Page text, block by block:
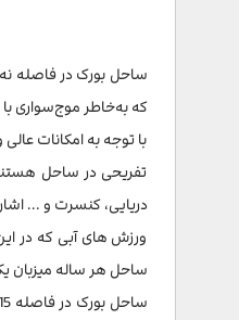
که به‌خاطر موج‌سواری
با توجه به امکانات
تفریحی در ساحل
دریایی، کنسرت و ...
ورزش های آبی که در
ساحل هر ساله میزبان